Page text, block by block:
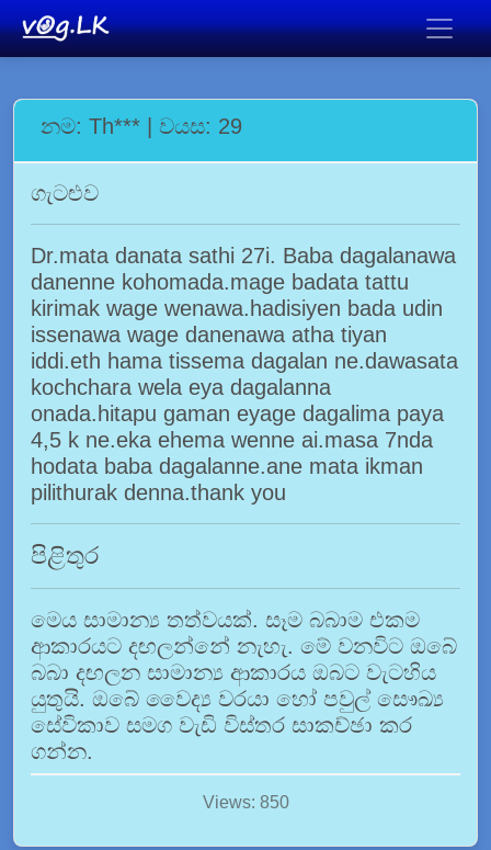
නම: Th*** | වයස: 29
ගැටළුව
Dr.mata danata sathi 27i. Baba dagalanawa
danenne kohomada.mage badata tattu
kirimak wage wenawa.hadisiyen bada udin
issenawa wage danenawa atha tiyan
iddi.eth hama tissema dagalan ne.dawasata
kochchara wela eya dagalanna
onada.hitapu gaman eyage dagalima paya
4,5 k ne.eka ehema wenne ai.masa 7nda
hodata baba dagalanne.ane mata ikman
pilithurak denna.thank you
පිළිතුර
මෙය සාමාන්‍ය තත්වයක්. සෑම බබාම එකම
ආකාරයට දඟලන්නේ නැහැ. මේ වනවිට ඔබේ
බබා දඟලන සාමාන්‍ය ආකාරය ඔබට වැටහිය
යුතුයි. ඔබේ වෛද්‍ය වරයා හෝ පවුල් සෞඛ්‍ය
සේවිකාව සමග වැඩි විස්තර සාකච්ඡා කර
ගන්න.
Views: 850